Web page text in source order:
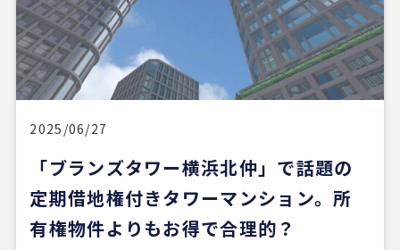
2025/06/27
「ブランズタワー横浜北仲」で話題の
定期借地権付きタワーマンション。所
有権物件よりもお得で合理的？